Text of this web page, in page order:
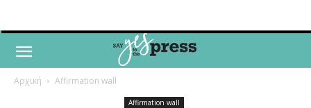
Αρχική Affirmation wall
Affirmation wall